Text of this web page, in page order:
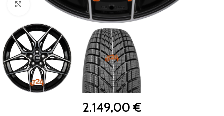
Zum Vergrößern klicken
2.149,00 €